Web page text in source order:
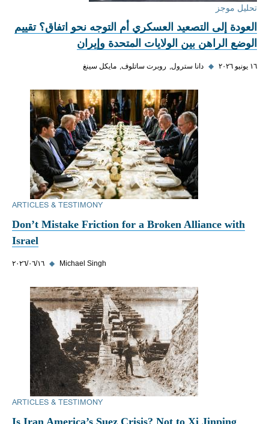
تحليل موجز
العودة إلى التصعيد العسكري أم التوجه نحو اتفاق؟ تقييم
الوضع الراهن بين الولايات المتحدة وإيران
١٦ يونيو ٢٠٢٦ ◆ دانا سترول روبرت ساتلوف مايكل سينغ
ARTICLES & TESTIMONY
Don’t Mistake Friction for a Broken Alliance with
Israel
١٦‏/٠٦‏/٢٠٢٦ ◆ Michael Singh
ARTICLES & TESTIMONY